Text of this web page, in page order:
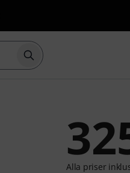
Börja sökningen med
Alla priser